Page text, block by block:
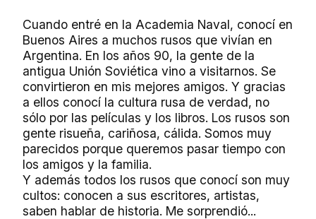
Cuando entré en la Academia Naval, conocí en
Buenos Aires a muchos rusos que vivían en
Argentina. En los años 90, la gente de la
antigua Unión Soviética vino a visitarnos. Se
convirtieron en mis mejores amigos. Y gracias
a ellos conocí la cultura rusa de verdad, no
sólo por las películas y los libros. Los rusos son
gente risueña, cariñosa, cálida. Somos muy
parecidos porque queremos pasar tiempo con
los amigos y la familia.
Y además todos los rusos que conocí son muy
cultos: conocen a sus escritores, artistas,
saben hablar de historia. Me sorprendió...